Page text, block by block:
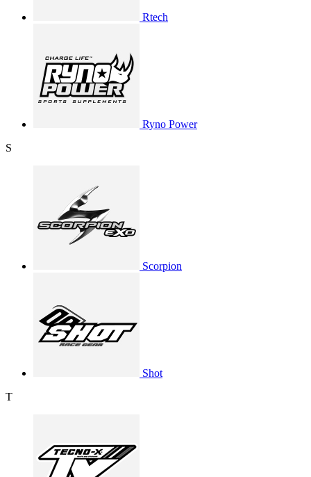
Rtech
Ryno Power
S
Scorpion
Shot
T